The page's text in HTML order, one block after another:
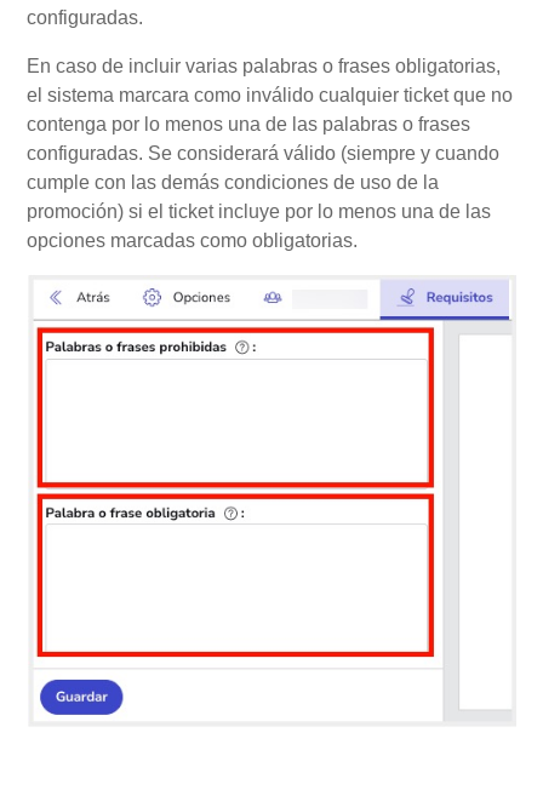
configuradas.
En caso de incluir varias palabras o frases obligatorias,
el sistema marcara como inválido cualquier ticket que no
contenga por lo menos una de las palabras o frases
configuradas. Se considerará válido (siempre y cuando
cumple con las demás condiciones de uso de la
promoción) si el ticket incluye por lo menos una de las
opciones marcadas como obligatorias.